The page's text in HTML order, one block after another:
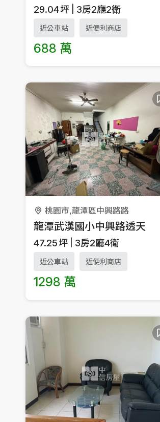
29.04坪 3房2廳2衛
近公車站 近便利商店
688 萬
桃園市,龍潭區中興路路
龍潭武漢國小中興路透天
47.25坪 3房2廳4衛
近公車站 近便利商店
1298 萬